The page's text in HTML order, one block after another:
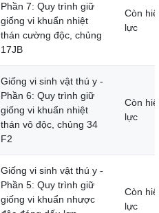
Phần 7: Quy trình giữ
giống vi khuẩn nhiệt
thán cường độc, chủng
17JB
Còn
lực
Giống vi sinh vật thú y -
Phần 6: Quy trình giữ
giống vi khuẩn nhiệt
thán vô độc, chủng 34
F2
Còn
lực
Giống vi sinh vật thú y -
Phần 5: Quy trình giữ
giống vi khuẩn nhược
Còn
lực